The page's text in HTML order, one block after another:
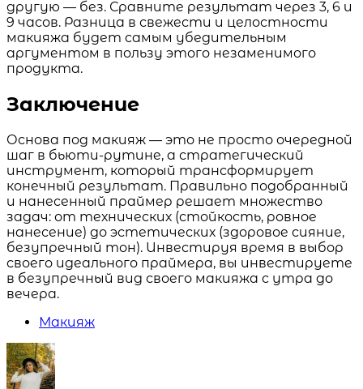
другую — без. Сравните результат через 3, 6 и
9 часов. Разница в свежести и целостности
макияжа будет самым убедительным
аргументом в пользу этого незаменимого
продукта.
Заключение
Основа под макияж — это не просто очередной
шаг в бьюти-рутине, а стратегический
инструмент, который трансформирует
конечный результат. Правильно подобранный
и нанесенный праймер решает множество
задач: от технических (стойкость, ровное
нанесение) до эстетических (здоровое сияние,
безупречный тон). Инвестируя время в выбор
своего идеального праймера, вы инвестируете
в безупречный вид своего макияжа с утра до
вечера.
Макияж